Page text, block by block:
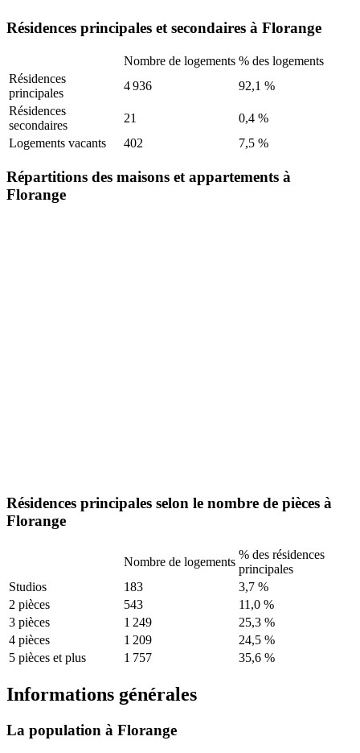
Résidences principales et secondaires à Florange
Nombre de logements % des logements
Résidences
principales
4 936
92,1 %
Résidences
secondaires
21
0,4 %
Logements vacants
402 7,5 %
Répartitions des maisons et appartements à
Florange
Résidences principales selon le nombre de pièces à
Florange
Nombre de logements
% des résidences
principales
Studios
183
3,7 %
2 pièces
543
11,0 %
3 pièces
1 249
25,3 %
4 pièces
1 209
24,5 %
5 pièces et plus
1 757 35,6 %
Informations générales
La population à Florange